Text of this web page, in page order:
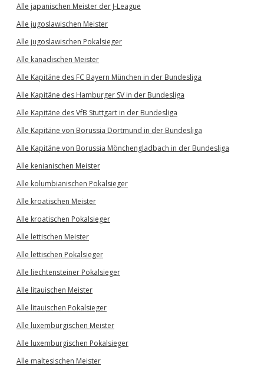
Alle japanischen Meister der J-League
Alle jugoslawischen Meister
Alle jugoslawischen Pokalsieger
Alle kanadischen Meister
Alle Kapitäne des FC Bayern München in der Bundesliga
Alle Kapitäne des Hamburger SV in der Bundesliga
Alle Kapitäne des VfB Stuttgart in der Bundesliga
Alle Kapitäne von Borussia Dortmund in der Bundesliga
Alle Kapitäne von Borussia Mönchengladbach in der Bundesliga
Alle kenianischen Meister
Alle kolumbianischen Pokalsieger
Alle kroatischen Meister
Alle kroatischen Pokalsieger
Alle lettischen Meister
Alle lettischen Pokalsieger
Alle liechtensteiner Pokalsieger
Alle litauischen Meister
Alle litauischen Pokalsieger
Alle luxemburgischen Meister
Alle luxemburgischen Pokalsieger
Alle maltesischen Meister